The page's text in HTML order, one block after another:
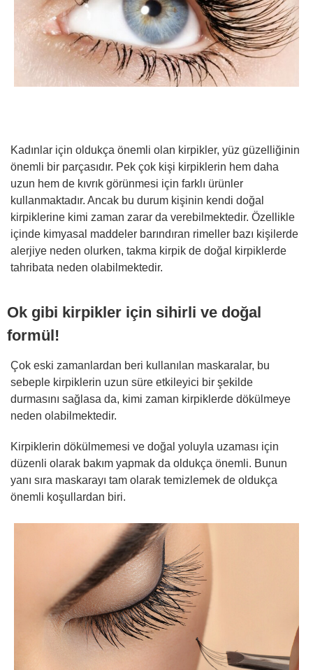
Kadınlar için oldukça önemli olan kirpikler, yüz güzelliğinin
önemli bir parçasıdır. Pek çok kişi kirpiklerin hem daha
uzun hem de kıvrık görünmesi için farklı ürünler
kullanmaktadır. Ancak bu durum kişinin kendi doğal
kirpiklerine kimi zaman zarar da verebilmektedir. Özellikle
içinde kimyasal maddeler barındıran rimeller bazı kişilerde
alerjiye neden olurken, takma kirpik de doğal kirpiklerde
tahribata neden olabilmektedir.
Ok gibi kirpikler için sihirli ve doğal
formül!
Çok eski zamanlardan beri kullanılan maskaralar, bu
sebeple kirpiklerin uzun süre etkileyici bir şekilde
durmasını sağlasa da, kimi zaman kirpiklerde dökülmeye
neden olabilmektedir.
Kirpiklerin dökülmemesi ve doğal yoluyla uzaması için
düzenli olarak bakım yapmak da oldukça önemli. Bunun
yanı sıra maskarayı tam olarak temizlemek de oldukça
önemli koşullardan biri.